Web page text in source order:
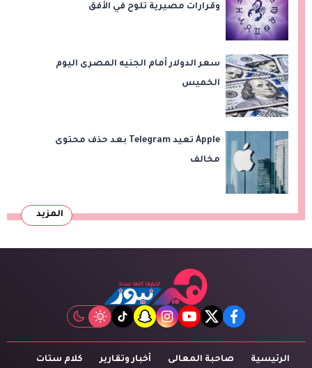
وقرارات مصيرية تلوح في الأفق
سعر الدولار أمام الجنيه المصرى اليوم
الخميس
Apple تعيد Telegram بعد حذف محتوى
مخالف
المزيد
facebook
twitter
youtube
instagram
snapchat
tiktok
الرئيسية صاحبة المعالى أخبار وتقارير كلام ستات